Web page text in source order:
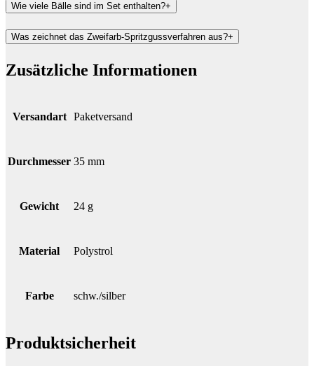
Wie viele Bälle sind im Set enthalten?+
Was zeichnet das Zweifarb-Spritzgussverfahren aus?+
Zusätzliche Informationen
Versandart Paketversand
Durchmesser 35 mm
Gewicht 24 g
Material Polystrol
Farbe schw./silber
Produktsicherheit